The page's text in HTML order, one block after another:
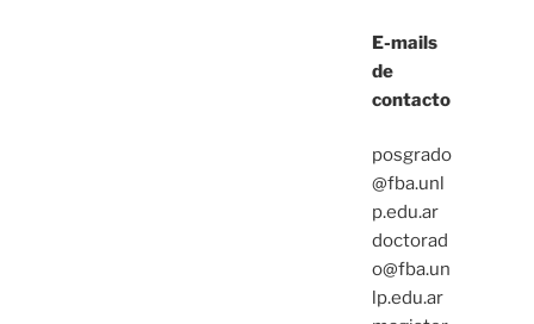
E-mails
de
contacto
posgrado
@fba.unl
p.edu.ar
doctorad
o@fba.un
lp.edu.ar